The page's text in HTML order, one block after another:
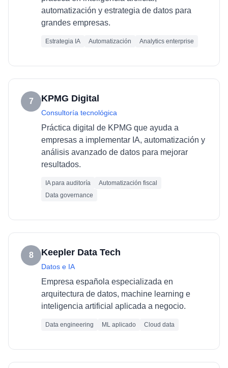
automatización y estrategia de datos para
grandes empresas.
Estrategia IA Automatización Analytics enterprise
7 KPMG Digital
Consultoría tecnológica
Práctica digital de KPMG que ayuda a
empresas a implementar IA, automatización y
análisis avanzado de datos para mejorar
resultados.
IA para auditoría
Automatización fiscal
Data governance
8 Keepler Data Tech
Datos e IA
Empresa española especializada en
arquitectura de datos, machine learning e
inteligencia artificial aplicada a negocio.
Data engineering ML aplicado Cloud data